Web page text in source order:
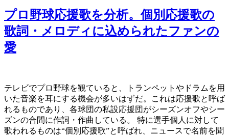
プロ野球応援歌を分析。個別応援歌の
歌詞・メロディに込められたファンの
愛
テレビでプロ野球を観ていると、トランペットやドラムを用
いた音楽を耳にする機会が多いはずだ。これは応援歌と呼ば
れるものであり、各球団の私設応援団がシーズンオフやシー
ズンの合間に作詞・作曲している。 特に選手個人に対して
歌われるものは“個別応援歌”と呼ばれ、ニュースで名前を聞